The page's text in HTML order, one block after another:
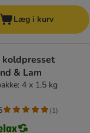
Læg i kurv
koldpresset
& Lam
4 x 1,5 kg
(1)